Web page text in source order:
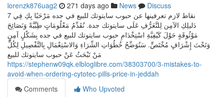
lorenzk876uag2 271 days ago News
Discuss
7 نقاط لازم تعرفينها عن حبوب سايتوتك للبيع في جده مَرْحَبًا بِكِ فِي
دَليلِكِ الآمِن لِلتَّعَرُّفِ عَلَى سايتوتك جدة. نُقَدِّمُ مَعْلُومَاتٍ طِبِّيَّةً وَنَصَائِحَ
مَوْثُوقَةٍ حَوْلَ كَيْفِيَّةِ اسْتِخْدَامِ حبوب سايتوتك للبيع في جده بِشَكْلٍ آمِنٍ
وَتَحْتَ إِشْرَافٍ مُخْتَصٍّ. سَنُوَضِّحُ خُطُوَاتِ الشِّرَاءِ وَالاسْتِعْمَالِ بِالتَّفْصِيلِ لِكُلِّ
مَنْ تَبْحَثُ عَنْ حبوب سايتوتك للبيع
https://stephenw09qk.elbloglibre.com/38303700/3-mistakes-to-
avoid-when-ordering-cytotec-pills-price-in-jeddah
Comments
Who Upvoted